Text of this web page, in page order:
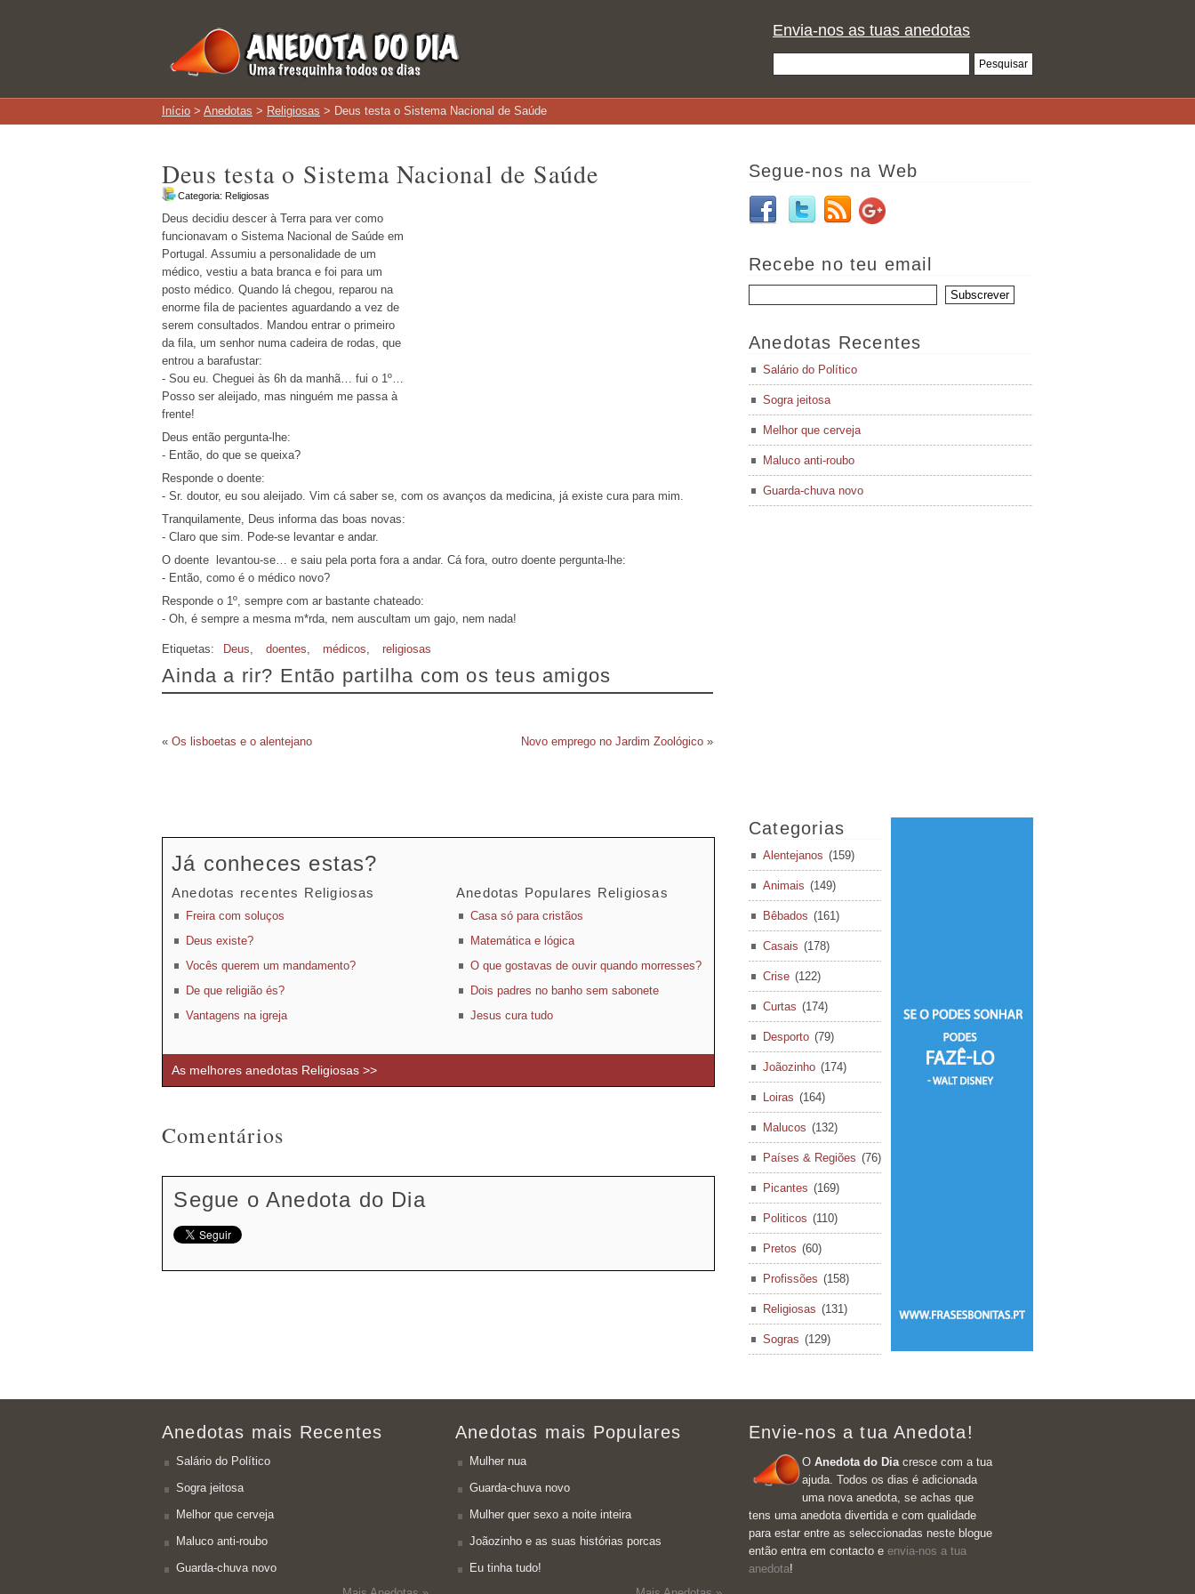
Envia-nos as tuas anedotas
Início > Anedotas > Religiosas > Deus testa o Sistema Nacional de Saúde
Deus testa o Sistema Nacional de Saúde
Categoria: Religiosas
Deus decidiu descer à Terra para ver como
funcionavam o Sistema Nacional de Saúde em
Portugal. Assumiu a personalidade de um
médico, vestiu a bata branca e foi para um
posto médico. Quando lá chegou, reparou na
enorme fila de pacientes aguardando a vez de
serem consultados. Mandou entrar o primeiro
da fila, um senhor numa cadeira de rodas, que
entrou a barafustar:
- Sou eu. Cheguei às 6h da manhã… fui o 1º…
Posso ser aleijado, mas ninguém me passa à
frente!
Deus então pergunta-lhe:
- Então, do que se queixa?
Responde o doente:
- Sr. doutor, eu sou aleijado. Vim cá saber se, com os avanços da medicina, já existe cura para mim.
Tranquilamente, Deus informa das boas novas:
- Claro que sim. Pode-se levantar e andar.
O doente levantou-se… e saiu pela porta fora a andar. Cá fora, outro doente pergunta-lhe:
- Então, como é o médico novo?
Responde o 1º, sempre com ar bastante chateado:
- Oh, é sempre a mesma m*rda, nem auscultam um gajo, nem nada!
Ainda a rir? Então partilha com os teus amigos
Etiquetas: Deus, doentes, médicos, religiosas
« Os lisboetas e o alentejano Novo emprego no Jardim Zoológico »
Já conheces estas?
Anedotas recentes Religiosas
Freira com soluços
Deus existe?
Vocês querem um mandamento?
De que religião és?
Vantagens na igreja
Anedotas Populares Religiosas
Casa só para cristãos
Matemática e lógica
O que gostavas de ouvir quando morresses?
Dois padres no banho sem sabonete
Jesus cura tudo
As melhores anedotas Religiosas >>
Comentários
Segue o Anedota do Dia
Segue-nos na Web
Recebe no teu email
Anedotas Recentes
Salário do Político
Sogra jeitosa
Melhor que cerveja
Maluco anti-roubo
Guarda-chuva novo
Categorias
Alentejanos (159)
Animais (149)
Bêbados (161)
Casais (178)
Crise (122)
Curtas (174)
Desporto (79)
Joãozinho (174)
Loiras (164)
Malucos (132)
Países & Regiões (76)
Picantes (169)
Politicos (110)
Pretos (60)
Profissões (158)
Religiosas (131)
Sogras (129)
Anedotas mais Recentes
Salário do Político
Sogra jeitosa
Melhor que cerveja
Maluco anti-roubo
Guarda-chuva novo
Anedotas mais Populares
Mulher nua
Guarda-chuva novo
Mulher quer sexo a noite inteira
Joãozinho e as suas histórias porcas
Eu tinha tudo!
Envie-nos a tua Anedota!
O Anedota do Diacresce com a tua
ajuda. Todos os dias é adicionada
uma nova anedota, se achas que
tens uma anedota divertida e com qualidade
para estar entre as seleccionadas neste blogue
então entra em contacto e envia-nos a tua
anedota!